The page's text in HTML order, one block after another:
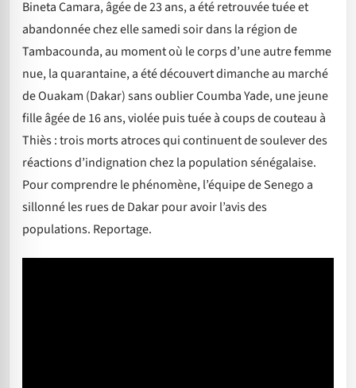
Bineta Camara, âgée de 23 ans, a été retrouvée tuée et
abandonnée chez elle samedi soir dans la région de
Tambacounda, au moment où le corps d’une autre femme
nue, la quarantaine, a été découvert dimanche au marché
de Ouakam (Dakar) sans oublier Coumba Yade, une jeune
fille âgée de 16 ans, violée puis tuée à coups de couteau à
Thiès : trois morts atroces qui continuent de soulever des
réactions d’indignation chez la population sénégalaise.
Pour comprendre le phénomène, l’équipe de Senego a
sillonné les rues de Dakar pour avoir l’avis des
populations. Reportage.